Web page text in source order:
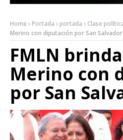
Home Portada portada Clase
Merino con diputación por San Salvador
FMLN
Merino con
por San